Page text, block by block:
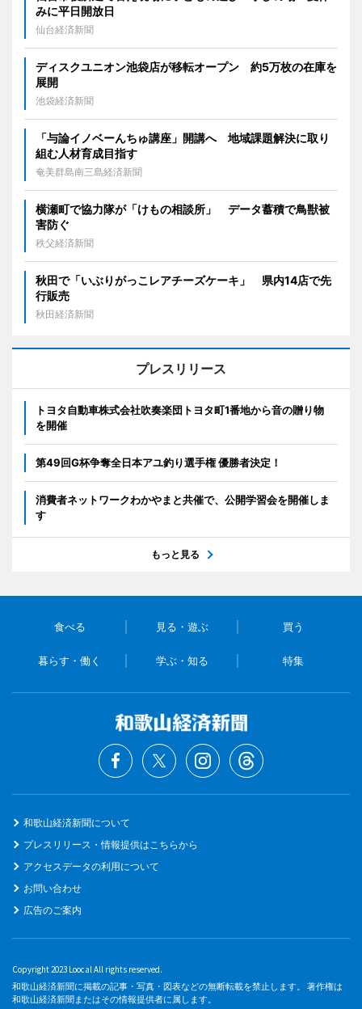
みに平日開放日
仙台経済新聞
ディスクユニオン池袋店が移転オープン 約5万枚の在庫を
展開
池袋経済新聞
「与論イノベーんちゅ講座」開講へ 地域課題解決に取り
組む人材育成目指す
奄美群島南三島経済新聞
横瀬町で協力隊が「けもの相談所」 データ蓄積で鳥獣被
害防ぐ
秩父経済新聞
秋田で「いぶりがっこレアチーズケーキ」 県内14店で先
行販売
秋田経済新聞
プレスリリース
トヨタ自動車株式会社吹奏楽団トヨタ町1番地から音の贈り物
を開催
第49回G杯争奪全日本アユ釣り選手権 優勝者決定！
消費者ネットワークわかやまと共催で、公開学習会を開催しま
す
もっと見る
食べる 見る・遊ぶ 買う
暮らす・働く 学ぶ・知る 特集
和歌山経済新聞について
プレスリリース・情報提供はこちらから
アクセスデータの利用について
お問い合わせ
広告のご案内
Copyright 2023 Loocal All rights reserved.
和歌山経済新聞に掲載の記事・写真・図表などの無断転載を禁止します。 著作権は
和歌山経済新聞またはその情報提供者に属します。